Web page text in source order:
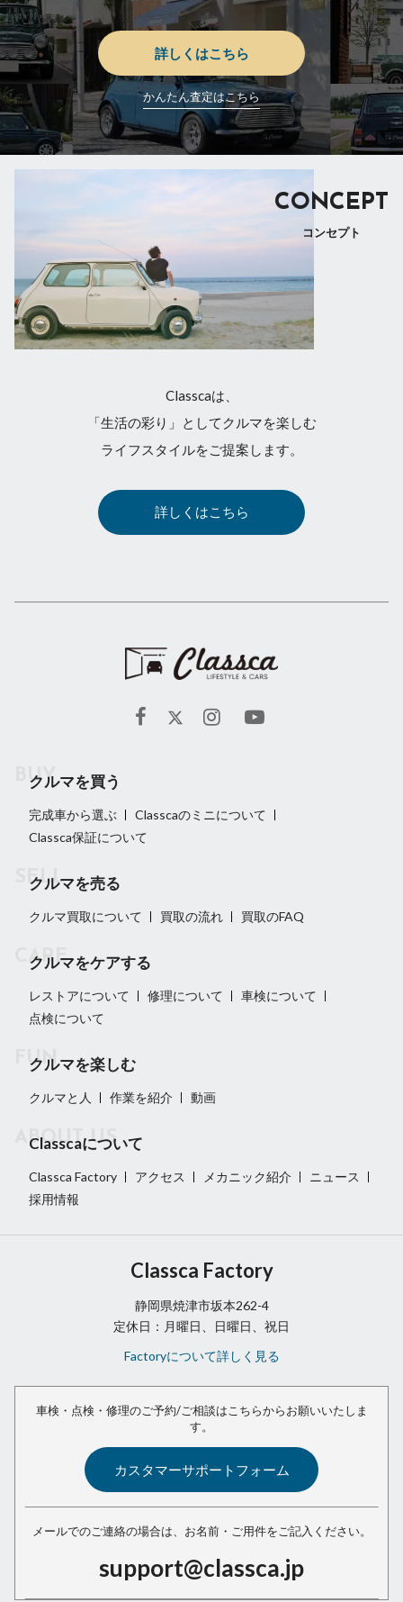
詳しくはこちら
かんたん査定はこちら
CONCEPT
コンセプト
Classcaは、
「生活の彩り」としてクルマを楽しむ
ライフスタイルをご提案します。
詳しくはこちら
クルマを買う
完成車から選ぶ
Classcaのミニについて
Classca保証について
クルマを売る
クルマ買取について 買取の流れ 買取のFAQ
クルマをケアする
レストアについて 修理について
車検について
点検について
クルマを楽しむ
クルマと人 作業を紹介 動画
Classcaについて
Classca Factory アクセス メカニック紹介
ニュース
採用情報
Classca Factory
静岡県焼津市坂本262-4
定休日：月曜日、日曜日、祝日
Factoryについて詳しく見る
車検・点検・修理のご予約/ご相談はこちらからお願いいたしま
す。
カスタマーサポートフォーム
メールでのご連絡の場合は、 お名前・ご用件をご記入ください。
support@classca.jp